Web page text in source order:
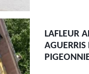
LAFLEUR